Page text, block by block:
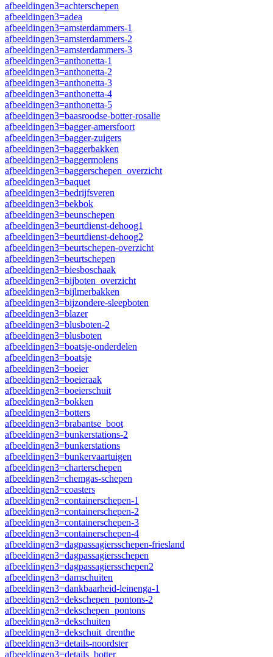
afbeeldingen3=achterschepen
afbeeldingen3=adea
afbeeldingen3=amsterdammers-1
afbeeldingen3=amsterdammers-2
afbeeldingen3=amsterdammers-3
afbeeldingen3=anthonetta-1
afbeeldingen3=anthonetta-2
afbeeldingen3=anthonetta-3
afbeeldingen3=anthonetta-4
afbeeldingen3=anthonetta-5
afbeeldingen3=baasroodse-botter-rosalie
afbeeldingen3=bagger-amersfoort
afbeeldingen3=bagger-zuigers
afbeeldingen3=baggerbakken
afbeeldingen3=baggermolens
afbeeldingen3=baggerschepen_overzicht
afbeeldingen3=baquet
afbeeldingen3=bedrijfsveren
afbeeldingen3=bekbok
afbeeldingen3=beunschepen
afbeeldingen3=beurtdienst-dehoog1
afbeeldingen3=beurtdienst-dehoog2
afbeeldingen3=beurtschepen-overzicht
afbeeldingen3=beurtschepen
afbeeldingen3=biesboschaak
afbeeldingen3=bijboten_overzicht
afbeeldingen3=bijlmerbakken
afbeeldingen3=bijzondere-sleepboten
afbeeldingen3=blazer
afbeeldingen3=blusboten-2
afbeeldingen3=blusboten
afbeeldingen3=boatsje-onderdelen
afbeeldingen3=boatsje
afbeeldingen3=boeier
afbeeldingen3=boeieraak
afbeeldingen3=boeierschuit
afbeeldingen3=bokken
afbeeldingen3=botters
afbeeldingen3=brabantse_boot
afbeeldingen3=bunkerstations-2
afbeeldingen3=bunkerstations
afbeeldingen3=bunkervaartuigen
afbeeldingen3=charterschepen
afbeeldingen3=chemgas-schepen
afbeeldingen3=coasters
afbeeldingen3=containerschepen-1
afbeeldingen3=containerschepen-2
afbeeldingen3=containerschepen-3
afbeeldingen3=containerschepen-4
afbeeldingen3=dagpassagiersschepen-friesland
afbeeldingen3=dagpassagiersschepen
afbeeldingen3=dagpassagiersschepen2
afbeeldingen3=damschuiten
afbeeldingen3=dankbaarheid-leinenga-1
afbeeldingen3=dekschepen_pontons-2
afbeeldingen3=dekschepen_pontons
afbeeldingen3=dekschuiten
afbeeldingen3=dekschuit_drenthe
afbeeldingen3=details-noordster
afbeeldingen3=details_botter